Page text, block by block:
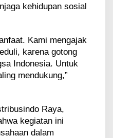
kehidupan sosial
Kami mengajak
karena gotong
Indonesia. Untuk
mendukung,”
Raya,
kegiatan ini
dalam